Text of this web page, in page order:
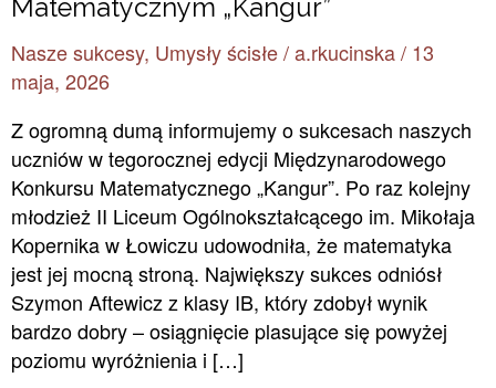
Matematycznym „Kangur”
Nasze sukcesy, Umysły ścisłe/a.rkucinska/ 13
maja, 2026
Z ogromną dumą informujemy o sukcesach naszych
uczniów w tegorocznej edycji Międzynarodowego
Konkursu Matematycznego „Kangur”. Po raz kolejny
młodzież II Liceum Ogólnokształcącego im. Mikołaja
Kopernika w Łowiczu udowodniła, że matematyka
jest jej mocną stroną. Największy sukces odniósł
Szymon Aftewicz z klasy IB, który zdobył wynik
bardzo dobry – osiągnięcie plasujące się powyżej
poziomu wyróżnienia i […]
w
Międzynarodowym
Konkursie
„Kangur”